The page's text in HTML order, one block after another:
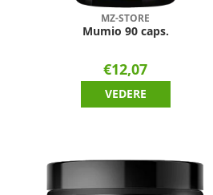
MZ-STORE
Mumio 90 caps.
€12,07
VEDERE